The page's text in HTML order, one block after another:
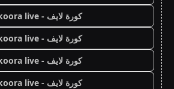
كورة لايف - koora live
كورة لايف - koora live
كورة لايف - koora live
كورة لايف - koora live